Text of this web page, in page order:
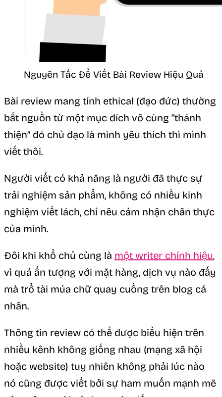
Nguyên Tắc Để Viết Bài Review Hiệu Quả
Bài review mang tính ethical (đạo đức) thường
bắt nguồn từ một mục đích vô cùng “thánh
thiện” đó chủ đạo là mình yêu thích thì mình
viết thôi.
Người viết có khả năng là người đã thực sự
trải nghiệm sản phẩm, không có nhiều kinh
nghiệm viết lách, chỉ nêu cảm nhận chân thực
của mình.
Đôi khi khổ chủ cùng là một writer chính hiệu,
vì quá ấn tượng với mặt hàng, dịch vụ nào đấy
mà trổ tài múa chữ quay cuồng trên blog cá
nhân.
Thông tin review có thể được biểu hiện trên
nhiều kênh không giống nhau (mạng xã hội
hoặc website) tuy nhiên không phải lúc nào
nó cũng được viết bởi sự ham muốn mạnh mẽ